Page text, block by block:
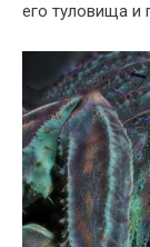
его туловища и